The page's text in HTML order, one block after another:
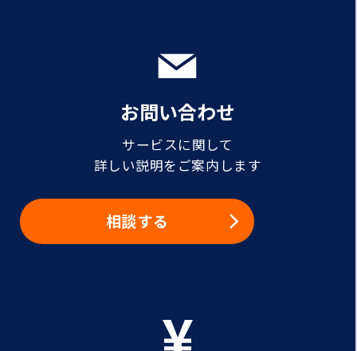
お問い合わせ
サービスに関して
詳しい説明をご案内します
相談する